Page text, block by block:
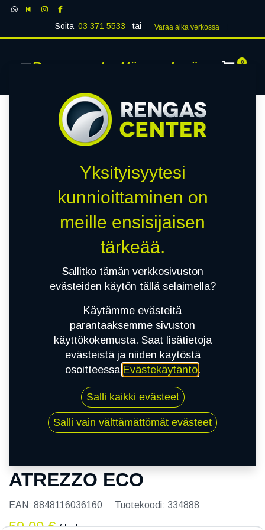
Soita 03 371 5533 tai Varaa aika verk​​​​ossa
Rengascenter Hämeenkyrö 0
175/70R13 82T SAILUN ATREZZO ECO
ATREZZO ECO
EAN: 8848116036160 Tuotekoodi: 334888
59,00€
Yksityisyytesi
kunnioittaminen on
meille ensisijaisen
tärkeää.
Sallitko tämän verkkosivuston
evästeiden käytön tällä selaimella?
Käytämme evästeitä
parantaaksemme sivuston
käyttökokemusta. Saat lisätietoja
evästeistä ja niiden käytöstä
osoitteessa Evästekäytäntö.
Salli kaikki evästeet
Salli vain välttämättömät evästeet